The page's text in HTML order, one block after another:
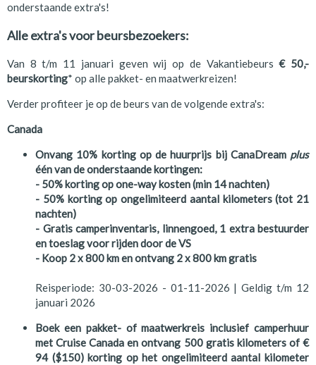
onderstaande extra's!
Alle extra's voor beursbezoekers:
Van 8 t/m 11 januari geven wij op de Vakantiebeurs€ 50,-
beurskorting* op alle pakket- en maatwerkreizen!
Verder profiteer je op de beurs van de volgende extra's:
Canada
Onvang 10% korting op de huurprijs bij CanaDream plus
één van de onderstaande kortingen:
- 50% korting op one-way kosten (min 14 nachten)
- 50% korting op ongelimiteerd aantal kilometers (tot 21
nachten)
- Gratis camperinventaris, linnengoed, 1 extra bestuurder
en toeslag voor rijden door de VS
- Koop 2 x 800 km en ontvang 2 x 800 km gratis
Reisperiode: 30-03-2026 - 01-11-2026 | Geldig t/m 12
januari 2026
Boek een pakket- of maatwerkreis inclusief camperhuur
met Cruise Canada en ontvang 500 gratis kilometers of €
94 ($150) korting op het ongelimiteerd aantal kilometer